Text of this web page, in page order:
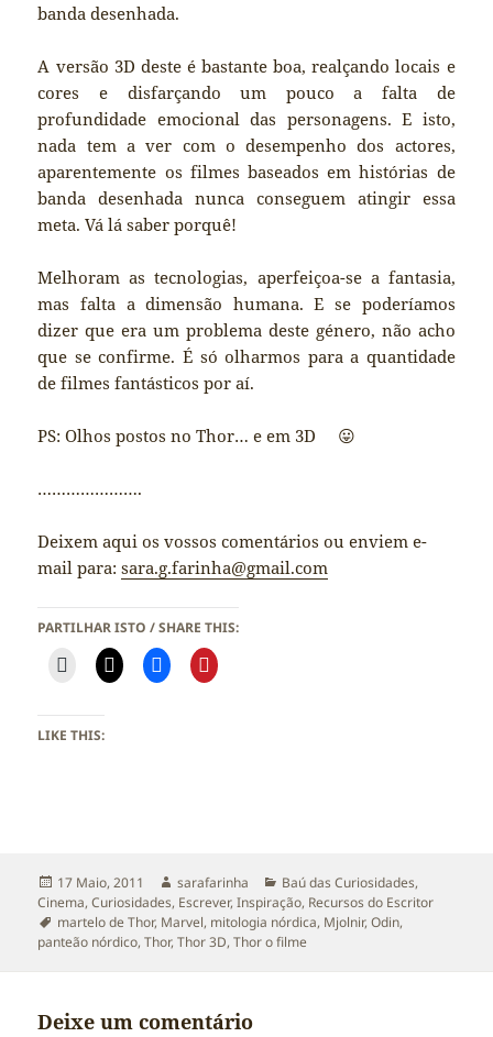
banda desenhada.
A versão 3D deste é bastante boa, realçando locais e
cores e disfarçando um pouco a falta de
profundidade emocional das personagens. E isto,
nada tem a ver com o desempenho dos actores,
aparentemente os filmes baseados em histórias de
banda desenhada nunca conseguem atingir essa
meta. Vá lá saber porquê!
Melhoram as tecnologias, aperfeiçoa-se a fantasia,
mas falta a dimensão humana. E se poderíamos
dizer que era um problema deste género, não acho
que se confirme. É só olharmos para a quantidade
de filmes fantásticos por aí.
PS: Olhos postos no Thor… e em 3D 😛
………………….
Deixem aqui os vossos comentários ou enviem e-
mail para:sara.g.farinha@gmail.com
PARTILHAR ISTO / SHARE THIS:
LIKE THIS:
Publicado
a
17 Maio, 2011 Autor
sarafarinha Categorias
Baú das Curiosidades,
Cinema,Curiosidades, Escrever,Inspiração, Recursos do Escritor
Etiquetas
martelo de Thor, Marvel, mitologia nórdica, Mjolnir,Odin,
panteão nórdico,Thor,Thor 3D,Thor o filme
Deixe um comentário